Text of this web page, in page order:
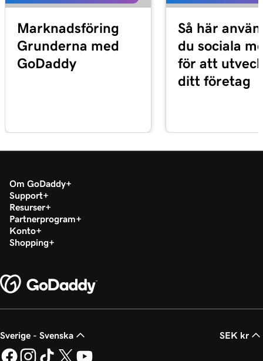
Lektion 15 (av 21)
Lägg till en prislista i Hemsidor +
1m 36s
Lektion 16 (av 21)
Lägg till ett avsnitt för onlinebokningar
5m 59s
Hemsidor + Marknadsföring
Lektion 19 (av 21)
Google Smart-kampanjöversikt
Lektion 20 (av 21)
Lektion 21 (av 21)
Marknadsföring
Grunderna med
GoDaddy
Så här
du sociala
för att
ditt företag
Om GoDaddy
Support
Resurser
Partnerprogram
Konto
Shopping
Sverige - Svenska SEK kr